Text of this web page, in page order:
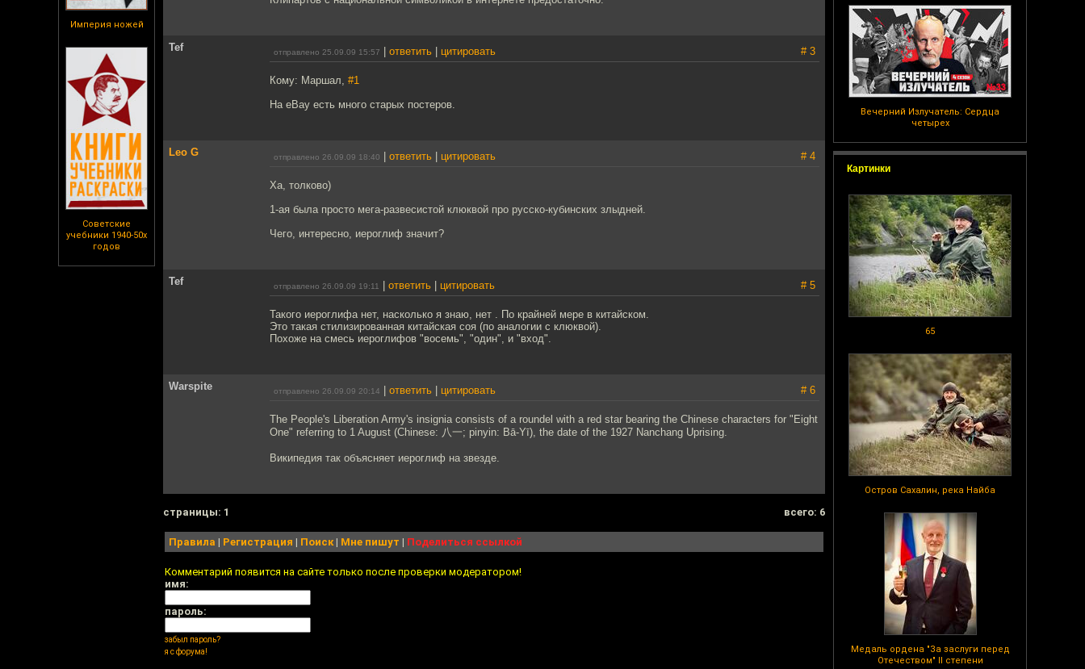
Империя ножей
Советские
учебники 1940-50х
годов
Вечерний Излучатель: Сердца
четырех
Картинки
65
Остров Сахалин, река Найба
Медаль ордена "За заслуги перед
Отечеством" II степени
Tef отправлено 25.09.09 15:57 ответить цитировать # 3
Кому: Маршал, #1
На eBay есть много старых постеров.
Leo G отправлено 26.09.09 18:40 ответить цитировать # 4
Ха, толково)
1-ая была просто мега-развесистой клюквой про русско-кубинских злыдней.
Чего, интересно, иероглиф значит?
Tef отправлено 26.09.09 19:11 ответить цитировать # 5
Такого иероглифа нет, насколько я знаю, нет . По крайней мере в китайском.
Это такая стилизированная китайская соя (по аналогии с клюквой).
Похоже на смесь иероглифов "восемь", "один", и "вход".
Warspite отправлено 26.09.09 20:14 ответить цитировать # 6
The People's Liberation Army's insignia consists of a roundel with a red star bearing the Chinese characters for "Eight
One" referring to 1 August (Chinese: 八一; pinyin: Bā-Yī), the date of the 1927 Nanchang Uprising.
Википедия так объясняет иероглиф на звезде.
cтраницы: 1 всего: 6
Правила | Регистрация | Поиск| Мне пишут | Поделиться ссылкой
Комментарий появится на сайте только после проверки модератором!
имя:
пароль:
забыл пароль?
я с форума!